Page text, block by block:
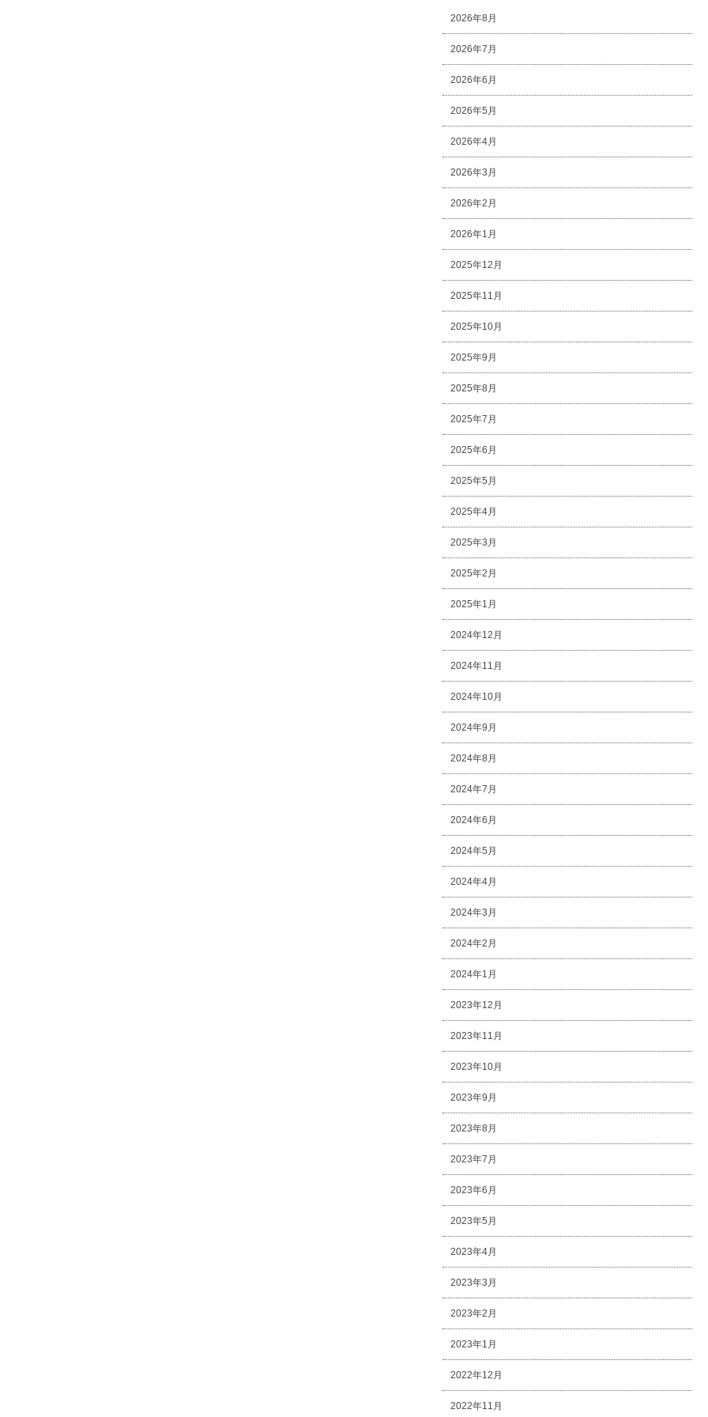
2026年8月
2026年7月
2026年6月
2026年5月
2026年4月
2026年3月
2026年2月
2026年1月
2025年12月
2025年11月
2025年10月
2025年9月
2025年8月
2025年7月
2025年6月
2025年5月
2025年4月
2025年3月
2025年2月
2025年1月
2024年12月
2024年11月
2024年10月
2024年9月
2024年8月
2024年7月
2024年6月
2024年5月
2024年4月
2024年3月
2024年2月
2024年1月
2023年12月
2023年11月
2023年10月
2023年9月
2023年8月
2023年7月
2023年6月
2023年5月
2023年4月
2023年3月
2023年2月
2023年1月
2022年12月
2022年11月